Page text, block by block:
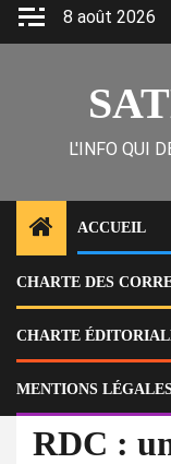
Skip
8 août 2026
L'INFO QUI
ACCUEIL
CHARTE DES
CHARTE
MENTIONS
Home
Actu
RDC : une maladie
mobilisée
À la Une Actu
RDC :